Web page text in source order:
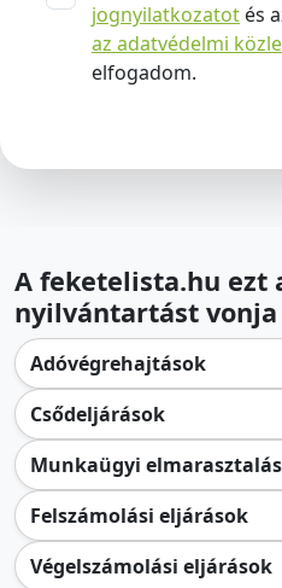
jognyilatkozatot és
az adatvédelmi
elfogadom.
A feketelista.hu ezt
nyilvántartást vonja
Adóvégrehajtások
Csődeljárások
Munkaügyi
Felszámolási eljárások
Végelszámolási eljárások